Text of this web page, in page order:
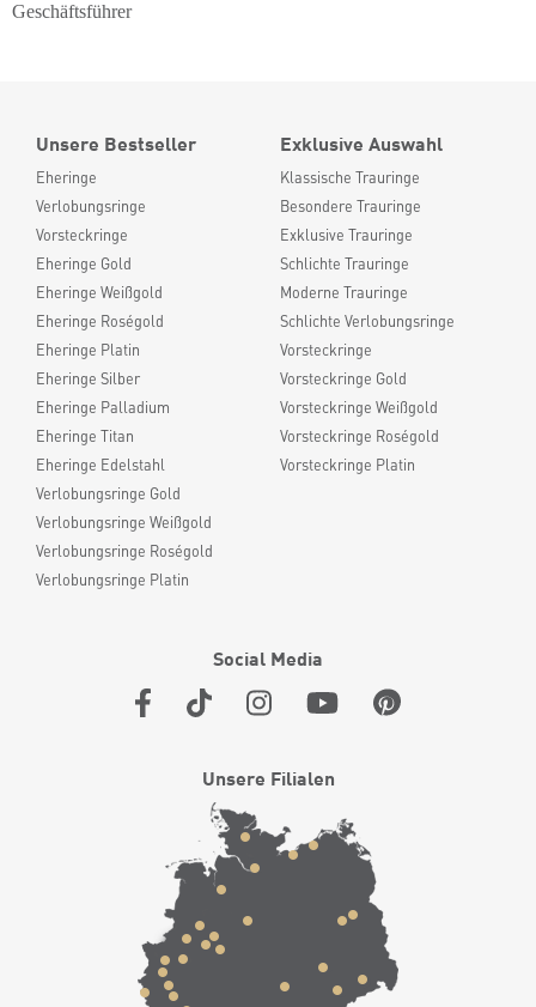
Geschäftsführer
Unsere Bestseller
Eheringe
Verlobungsringe
Vorsteckringe
Eheringe Gold
Eheringe Weißgold
Eheringe Roségold
Eheringe Platin
Eheringe Silber
Eheringe Palladium
Eheringe Titan
Eheringe Edelstahl
Verlobungsringe Gold
Verlobungsringe Weißgold
Verlobungsringe Roségold
Verlobungsringe Platin
Exklusive Auswahl
Klassische Trauringe
Besondere Trauringe
Exklusive Trauringe
Schlichte Trauringe
Moderne Trauringe
Schlichte Verlobungsringe
Vorsteckringe
Vorsteckringe Gold
Vorsteckringe Weißgold
Vorsteckringe Roségold
Vorsteckringe Platin
Social Media
Unsere Filialen